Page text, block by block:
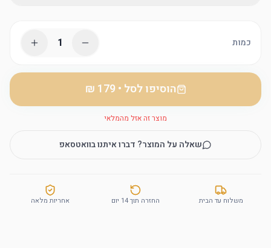
כמות 1
הוסיפו לסל •
‏179 ₪
מוצר זה אזל מהמלאי
שאלה על המוצר? דברו איתנו בוואטסאפ
משלוח עד הבית החזרה תוך 14 יום אחריות מלאה